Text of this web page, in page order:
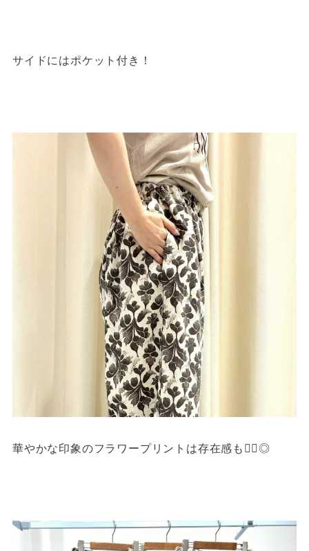
サイドにはポケット付き！
華やかな印象のフラワープリントは存在感も👍🏻◎